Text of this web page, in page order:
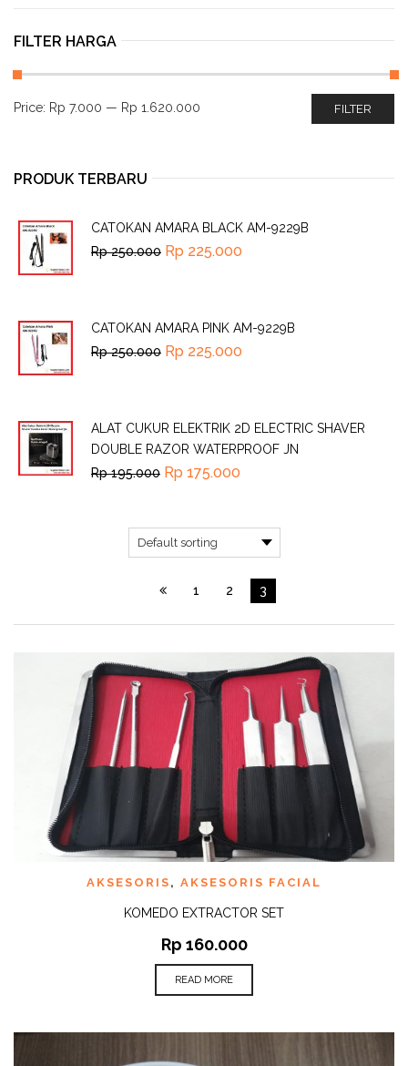
1 2 3
AKSESORIS , AKSESORIS FACIAL
KOMEDO EXTRACTOR SET
Rp 160.000
READ MORE
FILTER HARGA
FILTER
Price: Rp 7.000 — Rp 1.620.000
PRODUK TERBARU
CATOKAN AMARA BLACK AM-9229B
Rp250.000 Rp 225.000
CATOKAN AMARA PINK AM-9229B
Rp250.000 Rp 225.000
ALAT CUKUR ELEKTRIK 2D ELECTRIC SHAVER
DOUBLE RAZOR WATERPROOF JN
Rp195.000 Rp 175.000